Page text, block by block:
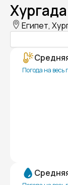
Египет,
Погода на весь